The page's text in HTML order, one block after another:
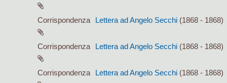
Corrispondenza Lettera ad Angelo Secchi (1868 - 1868)
Corrispondenza Lettera ad Angelo Secchi (1868 - 1868)
Corrispondenza Lettera ad Angelo Secchi (1868 - 1868)